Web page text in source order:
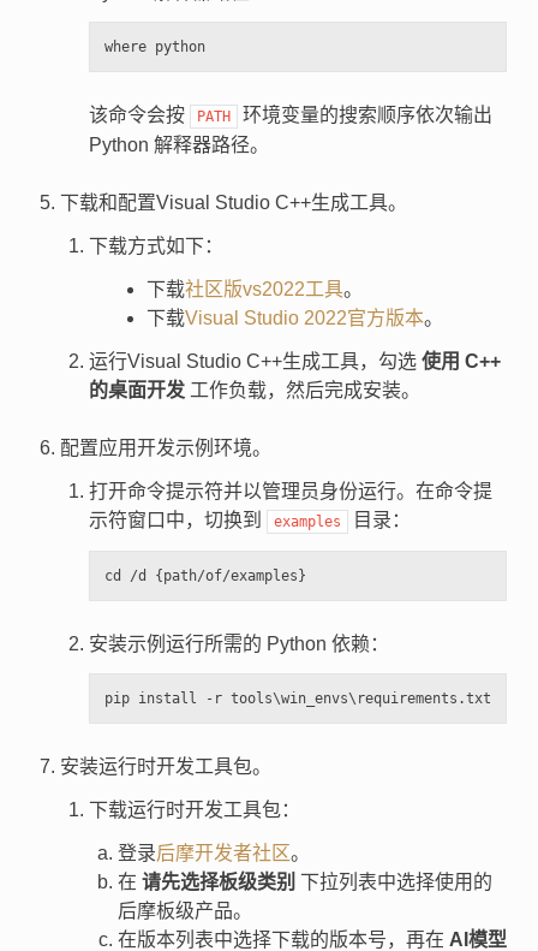
where python
该命令会按 PATH
环境变量的搜索顺序依次输出
Python 解释器路径。
下载和配置Visual Studio C++生成工具。
下载方式如下：
下载社区版vs2022工具。
下载Visual Studio 2022官方版本。
运行Visual Studio C++生成工具，勾选 使用 C++
的桌面开发工作负载，然后完成安装。
配置应用开发示例环境。
打开命令提示符并以管理员身份运行。在命令提
示符窗口中，切换到
examples 目录：
安装示例运行所需的 Python 依赖：
安装运行时开发工具包。
下载运行时开发工具包：
登录后摩开发者社区。
在 请先选择板级类别 下拉列表中选择使用的
后摩板级产品。
在版本列表中选择下载的版本号，再在 AI模型